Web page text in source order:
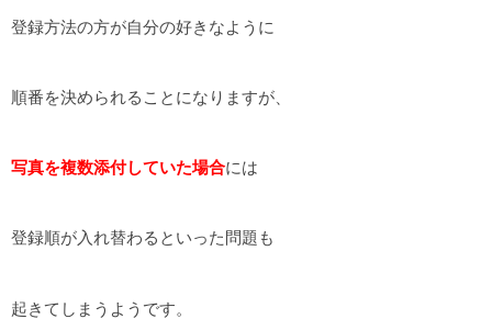
登録方法の方が自分の好きなように
順番を決められることになりますが、
写真を複数添付していた場合には
登録順が入れ替わるといった問題も
起きてしまうようです。